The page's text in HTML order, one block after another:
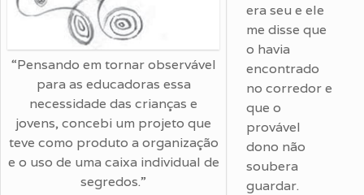
“Pensando em tornar observável
para as educadoras essa
necessidade das crianças e
jovens, concebi um projeto que
teve como produto a organização
e o uso de uma caixa individual de
segredos.”
era seu e ele
me disse que
o havia
encontrado
no corredor e
que o
provável
dono não
soubera
guardar.